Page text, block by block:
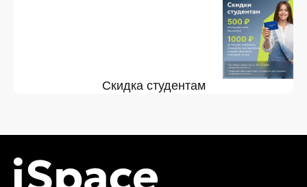
Скидка студентам